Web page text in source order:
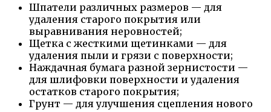
Шпатели различных размеров — для
удаления старого покрытия или
выравнивания неровностей;
Щетка с жесткими щетинками — для
удаления пыли и грязи с поверхности;
Наждачная бумага разной зернистости —
для шлифовки поверхности и удаления
остатков старого покрытия;
Грунт — для улучшения сцепления нового